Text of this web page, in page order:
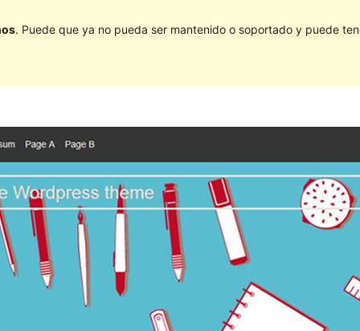
. Puede que ya no pueda ser mantenido o soportado y puede